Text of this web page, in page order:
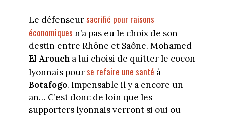
Le défenseursacrifié pour raisons
économiques n’a pas eu le choix de son
destin entre Rhône et Saône. Mohamed
El Aroucha lui choisi de quitter le cocon
lyonnais pourse refaire une santé à
Botafogo. Impensable il y a encore un
an… C’est donc de loin que les
supporters lyonnais verront si oui ou